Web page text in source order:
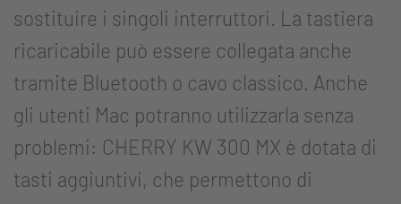
sostituire i singoli interruttori. La tastiera
ricaricabile può essere collegata anche
tramite Bluetooth o cavo classico. Anche
gli utenti Mac potranno utilizzarla senza
problemi: CHERRY KW 300 MX è dotata di
tasti aggiuntivi, che permettono di